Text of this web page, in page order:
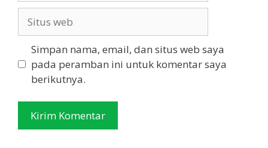
web
Simpan nama, email, dan situs web saya
pada peramban ini untuk komentar saya
berikutnya.